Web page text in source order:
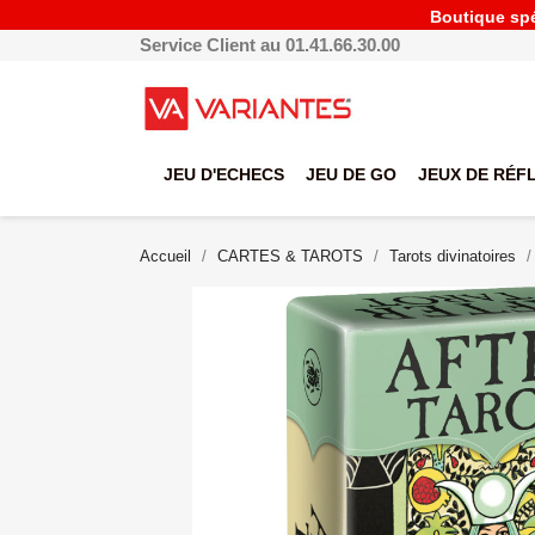
Boutique
Service Client au 01.41.66.30.00
JEU D'ECHECS JEU DE GO JEUX DE
Accueil CARTES & TAROTS Tarots divinatoires